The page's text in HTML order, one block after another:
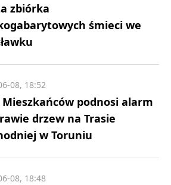
zbiórka
śmieci we
Mieszkańców podnosi alarm
drzew na Trasie
w Toruniu
08, 18:52
08, 18:48